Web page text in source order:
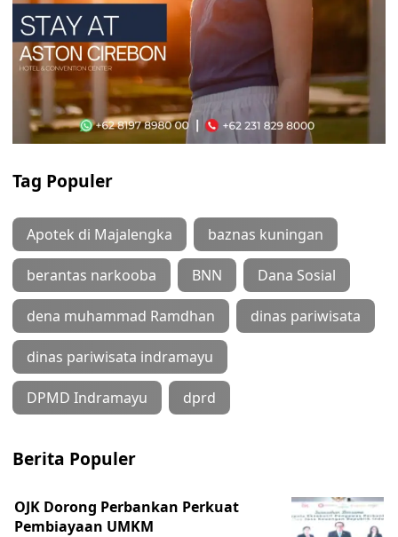
Tag Populer
Apotek di Majalengka baznas kuningan
berantas narkooba BNN Dana Sosial
dena muhammad Ramdhan dinas pariwisata
dinas pariwisata indramayu
DPMD Indramayu dprd
Berita Populer
OJK Dorong Perbankan Perkuat
Pembiayaan UMKM